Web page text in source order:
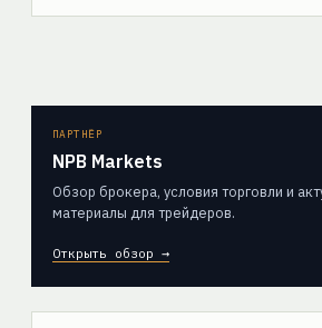
ПАРТНЁР
NPB Markets
Обзор брокера, условия торговли и
материалы для трейдеров.
Открыть обзор →